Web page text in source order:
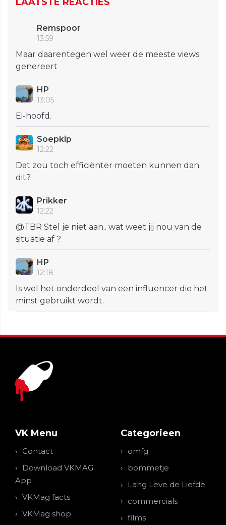
Remspoor
13:59
Maar daarentegen wel weer de meeste views
genereert
HP
13:05
Ei-hoofd.
Soepkip
12:22
Dat zou toch efficiënter moeten kunnen dan
dit?
Prikker
12:22
@TBR Stel je niet aan.. wat weet jij nou van de
situatie af ?
HP
12:18
Is wel het onderdeel van een influencer die het
minst gebruikt wordt.
VK Menu
Contact
Download VKMAG
App
VKMag facts
VKMag shop
Categorieen
omfg
bommetje
Lang Leve de Liefde
commercials
films